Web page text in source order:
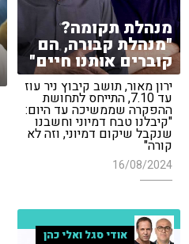
מנהלת תקומה?
"מנהלת קבורה, הם
קוברים אותנו חיים"
ירון מאור, תושב קיבוץ ניר עוז
עד 7.10, התייחס לתחושת
ההפקרה שממשיכה עד היום:
"קיבלנו טבח דמיוני וחשבנו
שנקבל שיקום דמיוני, וזה לא
קורה"
16/08/2024
אודי סגל ואלי כהן